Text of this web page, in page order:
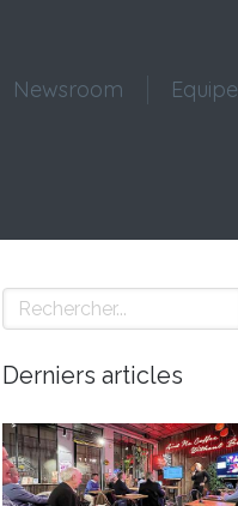
Newsroom Equipe
Rechercher
Derniers articles